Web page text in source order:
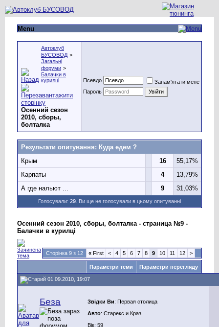
Menu
Автоклуб
БУСОВОД >
Загальні
форуми >
Балачки в
курилці
Осенний сезон
2010, сборы,
болталка
Псевдо
Запам'ятати мене
Пароль
Результати опитування: Куда едем ?
Крым
16
55,17%
Карпаты
4
13,79%
А где нальют ...
9 31,03%
Голосували: 29 . Ви ще не голосували в цьому опитуванні
Осенний сезон 2010, сборы, болталка - страница №9 -
Балачки в курилці
Сторінка 9 з 12 « First < 4 5 6 7 8 9 10 11 12 >
Параметри теми Параметри перегляду
01.09.2010, 19:07
Беза Звідки Ви: Первая столица
Авто: Старекс и Краз
Вік: 59